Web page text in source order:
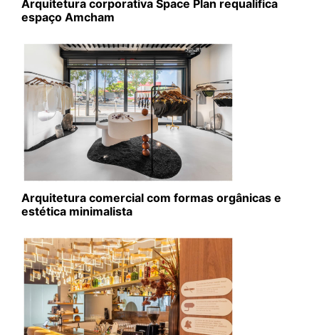
Arquitetura corporativa Space Plan requalifica
espaço Amcham
Arquitetura comercial com formas orgânicas e
estética minimalista